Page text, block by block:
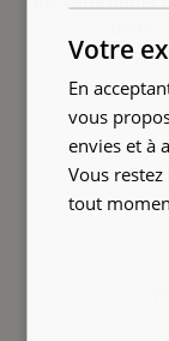
Votre
En
vous
envies et à
Vous
tout